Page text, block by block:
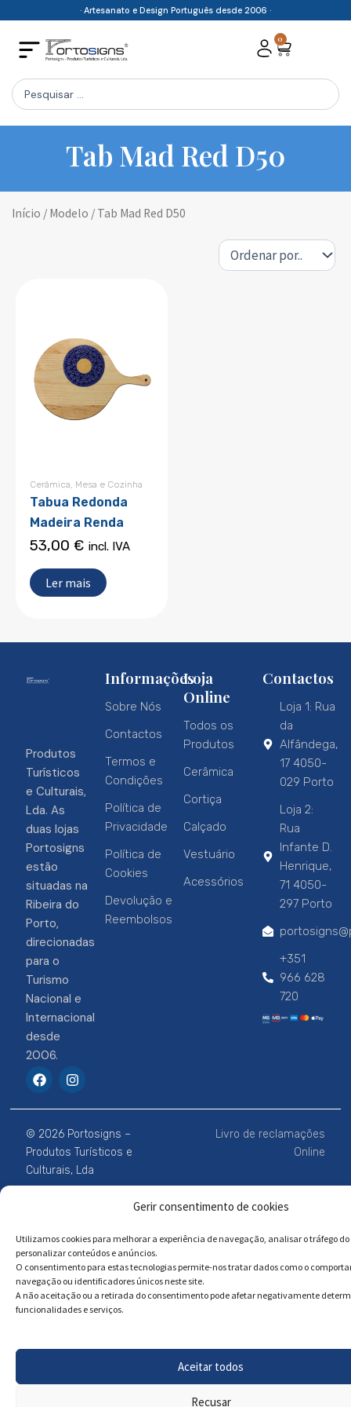
Gerir consentimento de cookies
Utilizamos cookies para melhorar a experiência de navegação, analisar o tráfego do
personalizar conteúdos e anúncios.
O consentimento para estas tecnologias permite-nos tratar dados como o
navegação ou identificadores únicos neste site.
A não aceitação ou a retirada do consentimento pode afetar negativamente
funcionalidades e serviços.
Aceitar todos
Recusar
content
· Artesanato e Design Português desde 2006 ·
0
Cart
Search
...
Tab Mad Red D50
Início / Modelo / Tab Mad Red D50
Cerâmica Mesa e Cozinha
Tabua Redonda
Madeira Renda
53,00 € incl. IVA
Ler mais
Produtos
Turísticos
e Culturais,
Lda. As
duas lojas
Portosigns
estão
situadas na
Ribeira do
Porto,
direcionadas
para o
Turismo
Nacional e
Internacional
desde
2006.
F
a
e
b
o
o
k
I
n
t
a
g
r
a
m
Informações
Sobre Nós
Contactos
Termos e
Condições
Política de
Privacidade
Política de
Cookies
Devolução e
Reembolsos
Loja
Online
Todos os
Produtos
Cerâmica
Cortiça
Calçado
Vestuário
Acessórios
Contactos
Loja 1: Rua
da
Alfândega,
17 4050-
029 Porto
Loja 2:
Rua
Infante D.
Henrique,
71 4050-
297 Porto
+351
966 628
720
© 2026 Portosigns –
Produtos Turísticos e
Culturais, Lda
Livro de reclamações
Online